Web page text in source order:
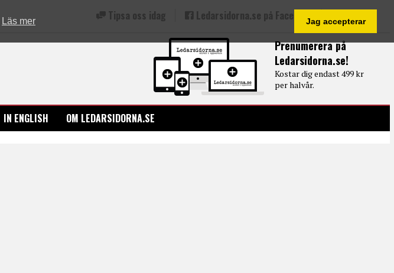
Läs mer Jag accepterar
Prenumerera på
Ledarsidorna.se!
Kostar dig endast 499 kr
per halvår.
Tipsa oss idag Ledarsidorna.se på Facebook
IN ENGLISH OM LEDARSIDORNA.SE